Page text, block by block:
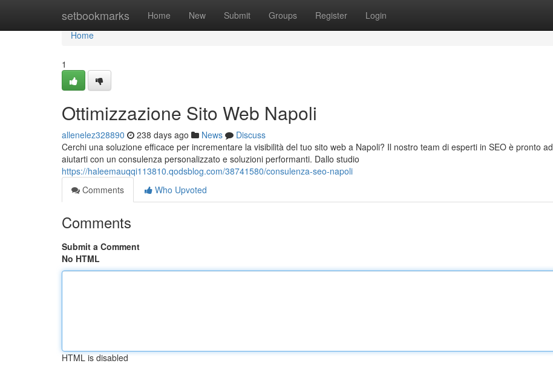
setbookmarks Home New Submit Groups Register Login
Home
Home
1
Ottimizzazione Sito Web Napoli
allenelez328890 238 days ago News
Discuss
Cerchi una soluzione efficace per incrementare la visibilità del tuo sito web a Napoli? Il nostro team di esperti in SEO è pronto ad
aiutarti con un consulenza personalizzato e soluzioni performanti. Dallo studio
https://haleemauqqi113810.qodsblog.com/38741580/consulenza-seo-napoli
Comments
Who Upvoted
Comments
Submit a Comment
No HTML
HTML is disabled